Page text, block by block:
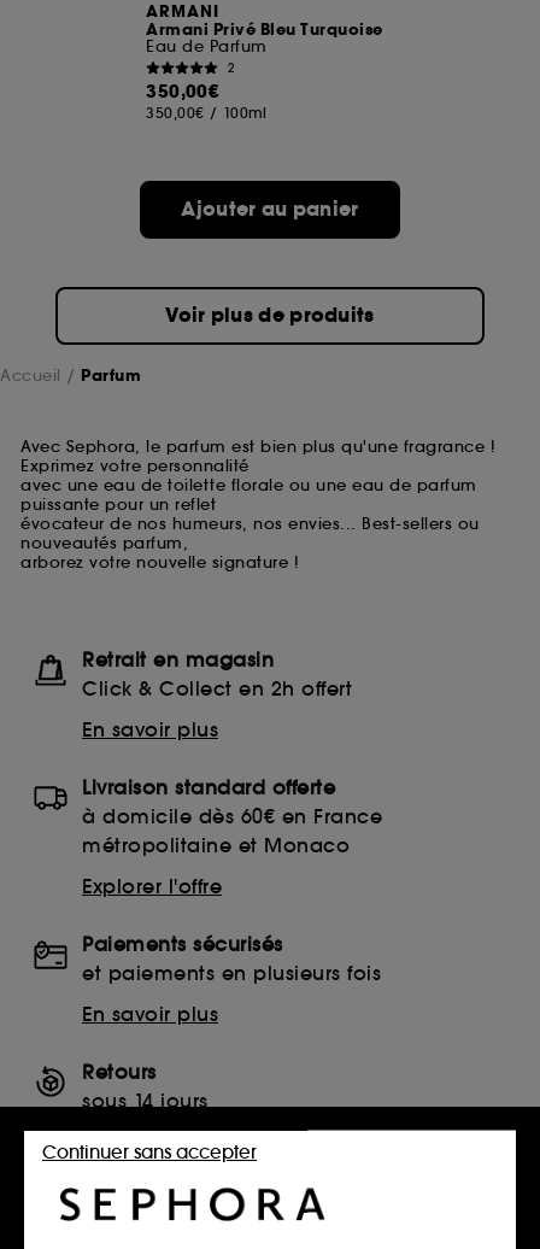
ARMANI
Armani Privé Bleu Turquoise
Eau de Parfum
2
350,00€
350,00€ / 100ml
Ajouter au panier
Voir plus de produits
Accueil Parfum
Avec Sephora, le parfum est bien plus qu'une fragrance !
Exprimez votre personnalité
avec une eau de toilette florale ou une eau de parfum
puissante pour un reflet
évocateur de nos humeurs, nos envies... Best-sellers ou
nouveautés parfum,
arborez votre nouvelle signature !
Retrait en magasin
Click & Collect en 2h offert
En savoir plus
Livraison standard offerte
à domicile dès 60€ en France
métropolitaine et Monaco
Explorer l'offre
Paiements sécurisés
et paiements en plusieurs fois
En savoir plus
Retours
sous 14 jours
Retourner mon article
SERVICES, CONTACT ET CONDITIONS DES OFFRES
Continuer sans accepter